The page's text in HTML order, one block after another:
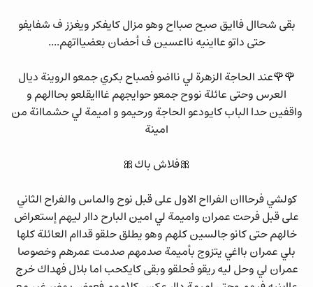
بقى شحاال فاايق صبح صبااح وهو مزال كايفكر ويغزز ف شفايفو
حتى داتو عااينيه نااعسين ف أحضان بعضيااتهم....
🌹🌹عند الحاجة الزهرة لي نااضو فصباح بكري جمعو الروينة ديال
العرس وحتى عائلة نووح جمعو حوايجهم غااايقلعو بحاالهم و
واقفين حدا الباب كايودعو الحاجة ورحيمو و اميمة لي حشماانة من
امينة
🎀فلاش باك🎀
كولشي فرحااان الفرااح الاول على قبل نوح والماس والفراح الثاني
على قبل فرحت عمران واميمة لي امين البارح داار ليهم إستعراض
خالهم حتى كانو جالسين كلهم وهو يطلق حلقو قداام العائلة كلها
بلي عمران بااغي يتزوج بأميمة صدمهم صدمت عمرهم وخصوصا
عمران لي وحل ليه ريقو فحلقو وبقى كايكحب اما بلال فهداك خرج